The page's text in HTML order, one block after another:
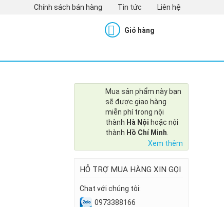
Liên hệ
Tin tức
Chính sách bán hàng
Giỏ hàng
Mua sản phẩm này bạn
sẽ được giao hàng
miễn phí trong nội
thành Hà Nội hoặc nội
thành Hồ Chí Minh
Xem thêm
HỖ TRỢ MUA HÀNG XIN GỌI
Chat với chúng tôi:
0973388166